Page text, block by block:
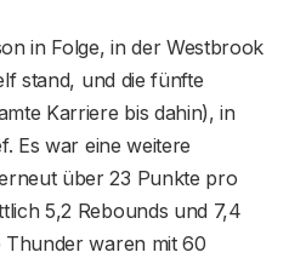
in Folge, in der Westbrook
stand, und die fünfte
Karriere bis dahin), in
Es war eine weitere
über 23 Punkte pro
5,2 Rebounds und 7,4
Thunder waren mit 60